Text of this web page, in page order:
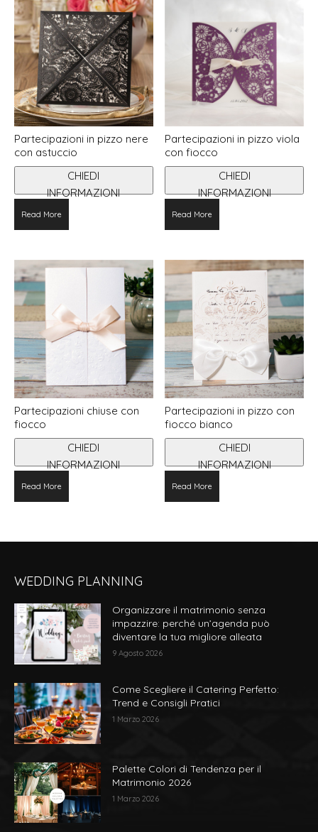
Partecipazioni in pizzo nere
con astuccio
CHIEDI
INFORMAZIONI
Read More
Partecipazioni in pizzo viola
con fiocco
CHIEDI
INFORMAZIONI
Read More
Partecipazioni chiuse con
fiocco
CHIEDI
INFORMAZIONI
Read More
opzioni
essere
scelte
nella
pagina
del
prodotto
Partecipazioni in pizzo con
fiocco bianco
CHIEDI
INFORMAZIONI
Read More
WEDDING PLANNING
Organizzare il matrimonio senza
impazzire: perché un’agenda può
diventare la tua migliore alleata
9 Agosto 2026
Come Scegliere il Catering Perfetto:
Trend e Consigli Pratici
1 Marzo 2026
Palette Colori di Tendenza per il
Matrimonio 2026
1 Marzo 2026